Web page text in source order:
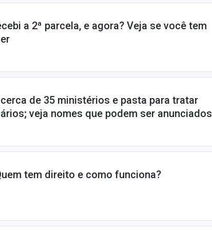
a 2ª parcela, e agora? Veja se você tem
de 35 ministérios e pasta para tratar
veja nomes que podem ser anunciados
tem direito e como funciona?